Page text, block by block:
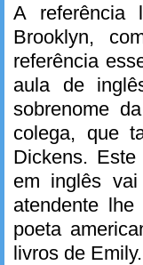
A referência
Brooklyn,
referência
aula de
sobrenome
colega, que
Dickens.
em inglês
atendente
poeta
livros de Emily.